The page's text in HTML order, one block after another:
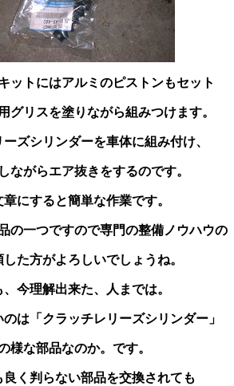
ットにはアルミのピストンもセット
グリスを塗りながら組みつけます。
ズシリンダーを車体に組み付け、
ながらエア抜きをするのです。
にすると簡単な作業です。
の一つですので専門の整備ノウハウの
た方がよろしいでしょうね。
今理解出来た、人までは。
は「クラッチレリーズシリンダー」
様な部品なのか。です。
く判らない部品を交換されても